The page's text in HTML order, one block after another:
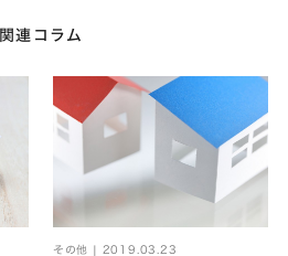
関連コラム
その他 | 2019.03.23